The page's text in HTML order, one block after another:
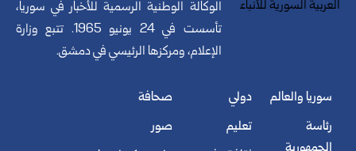
الوكالة الوطنية الرسمية للأخبار في سوريا،
تأسست في 24 يونيو 1965. تتبع وزارة
الإعلام، ومركزها الرئيسي في دمشق.
سوريا والعالم
رئاسة
دولي
تعليم
صحافة
صور